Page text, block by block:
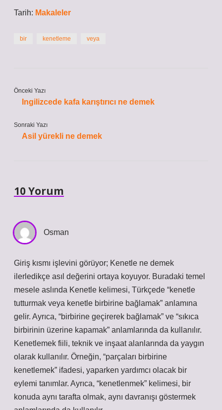
Tarih: Makaleler
bir kenetleme veya
Önceki Yazı
Ingilizcede kafa karıştırıcı ne demek
Sonraki Yazı
Asil yürekli ne demek
10 Yorum
Osman
Giriş kısmı işlevini görüyor; Kenetle ne demek
ilerledikçe asıl değerini ortaya koyuyor. Buradaki temel
mesele aslında Kenetle kelimesi, Türkçede “kenetle
tutturmak veya kenetle birbirine bağlamak” anlamına
gelir. Ayrıca, “birbirine geçirerek bağlamak” ve “sıkıca
birbirinin üzerine kapamak” anlamlarında da kullanılır.
Kenetlemek fiili, teknik ve inşaat alanlarında da yaygın
olarak kullanılır. Örneğin, “parçaları birbirine
kenetlemek” ifadesi, yaparken yardımcı olacak bir
eylemi tanımlar. Ayrıca, “kenetlenmek” kelimesi, bir
konuda aynı tarafta olmak, aynı davranışı göstermek